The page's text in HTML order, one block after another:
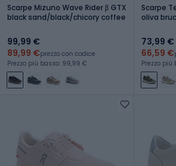
Scarpe Mizuno Wave Rider β GTX
black sand/black/chicory coffee
99,99 €
89,99 €prezzo con codice
Prezzo più basso: 99,99 €
Scarpe
oliva
73,99 €
66,59 €
Prezzo più